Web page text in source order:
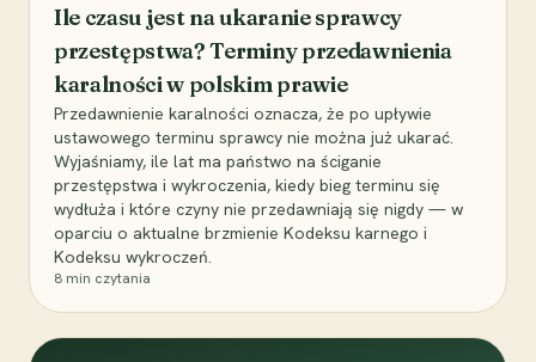
Ile czasu jest na ukaranie sprawcy
przestępstwa? Terminy przedawnienia
karalności w polskim prawie
Przedawnienie karalności oznacza, że po upływie
ustawowego terminu sprawcy nie można już ukarać.
Wyjaśniamy, ile lat ma państwo na ściganie
przestępstwa i wykroczenia, kiedy bieg terminu się
wydłuża i które czyny nie przedawniają się nigdy — w
oparciu o aktualne brzmienie Kodeksu karnego i
Kodeksu wykroczeń.
8 min czytania